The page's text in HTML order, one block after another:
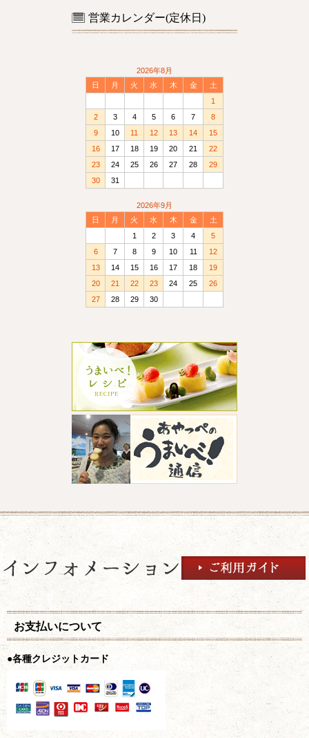
営業カレンダー(定休日)
2026年8月
日
月 火 水 木 金
土
1
2
3 4 5 6 7
8
9
10 11 12 13 14
15
16
17 18 19 20 21
22
23
24 25 26 27 28
29
30
31
2026年9月
日
月 火 水 木 金
土
1
2 3 4
5
6
7 8 9 10 11
12
13
14 15 16 17 18
19
20
21 22 23 24 25
26
27
28 29 30
お支払いについて
●各種クレジットカード